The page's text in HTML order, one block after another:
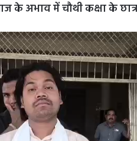
के अभाव में चौथी कक्षा के